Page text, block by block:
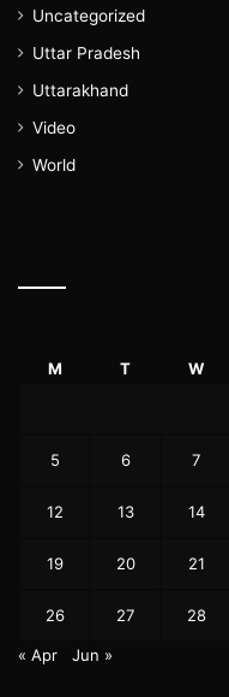
Uncategorized
Uttar Pradesh
Uttarakhand
Video
World
M T W
5 6 7
12 13 14
19 20 21
26 27 28
« Apr Jun »